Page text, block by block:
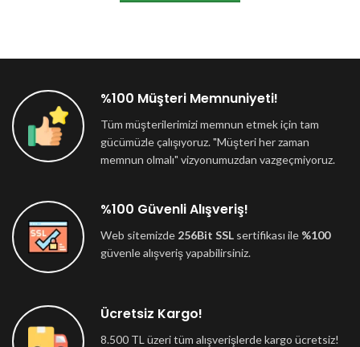
%100 Müşteri Memnuniyeti!
Tüm müşterilerimizi memnun etmek için tam
gücümüzle çalışıyoruz. "Müşteri her zaman
memnun olmalı" vizyonumuzdan vazgeçmiyoruz.
%100 Güvenli Alışveriş!
Web sitemizde 256Bit SSL sertifikası ile %100
güvenle alışveriş yapabilirsiniz.
Ücretsiz Kargo!
8.500 TL üzeri tüm alışverişlerde kargo ücretsiz!